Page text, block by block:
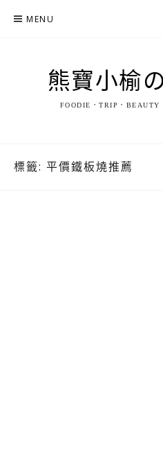
MENU
熊寶小榆
FOODIE．TRIP．
標籤: 平價鐵板燒推薦